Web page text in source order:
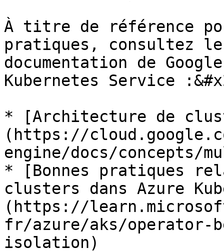
À titre de référence
pratiques, consultez
documentation de
Kubernetes Service
* [Architecture de
(https://
engine/docs/concepts/
* [Bonnes pratiques
clusters dans Azure
(https://
fr/azure/aks/operator-
isolation)